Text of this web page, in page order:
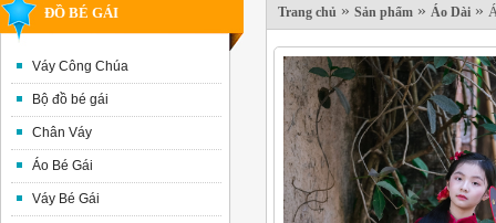
ĐỒ BÉ GÁI
Váy Công Chúa
Bộ đồ bé gái
Chân Váy
Áo Bé Gái
Váy Bé Gái
Trang chủ » Sản phẩm » Áo Dài »